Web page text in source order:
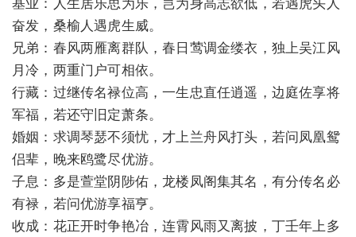
奋发，桑榆人遇虎生威。
兄弟：春风两雁离群队，春日莺调金缕衣，独上吴江风
月冷，两重门户可相依。
行藏：过继传名禄位高，一生忠直任逍遥，边庭佐享将
军福，若还守旧定萧条。
婚姻：求调琴瑟不须忧，才上兰舟风打头，若问凤凰鸳
侣辈，晚来鸥鹭尽优游。
子息：多是萱堂阴陟佑，龙楼凤阁集其名，有分传名必
有禄，若问优游享福亨。
收成：花正开时争艳冶，连霄风雨又离披，丁壬年上多